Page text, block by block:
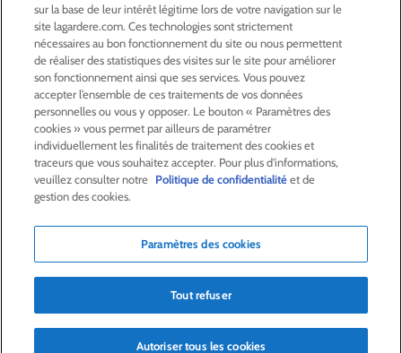
LA RSECHEZ LAGARDÈRE
LA FONDATIONJEAN‑LUC LAGARDÈRE
CENTRE PRESSE
NOUS REJOINDRE
Alerte e-mail
Commande de publication
Plan du site
Nous contacter
Mentions légales
Politique de confidentialité
Déclaration d’accessibilité
sur la base de leur intérêt légitime lors de votre navigation sur le
site lagardere.com. Ces technologies sont strictement
nécessaires au bon fonctionnement du site ou nous permettent
de réaliser des statistiques des visites sur le site pour améliorer
son fonctionnement ainsi que ses services. Vous pouvez
accepter l’ensemble de ces traitements de vos données
personnelles ou vous y opposer. Le bouton « Paramètres des
cookies » vous permet par ailleurs de paramétrer
individuellement les finalités de traitement des cookies et
traceurs que vous souhaitez accepter. Pour plus d'informations,
veuillez consulter notre Politique de confidentialitéet de
gestion des cookies.
Paramètres des cookies
Tout refuser
Autoriser tous les cookies